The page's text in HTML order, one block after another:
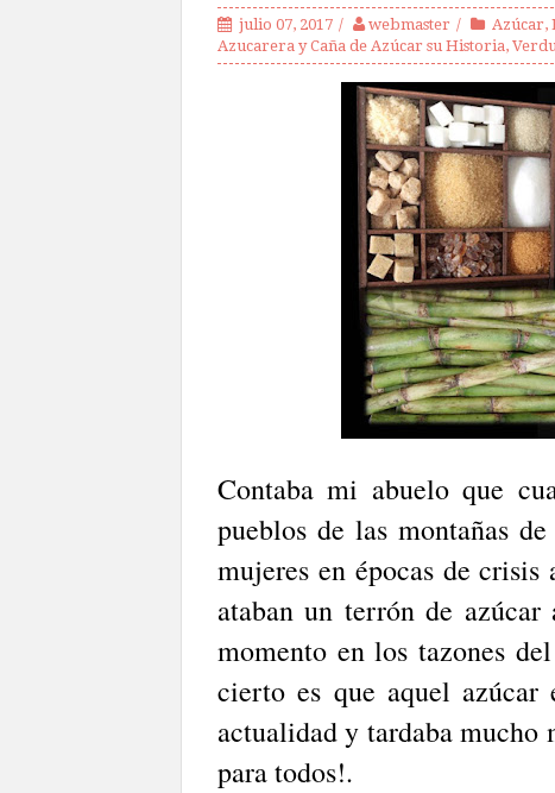
julio 07, 2017 webmaster Azúcar,
Azucarera y Caña de Azúcar su Historia,
Contaba mi abuelo que
pueblos de las montañas
mujeres en épocas de
ataban un terrón de
momento en los tazones
cierto es que aquel
actualidad y tardaba mucho
para todos!.